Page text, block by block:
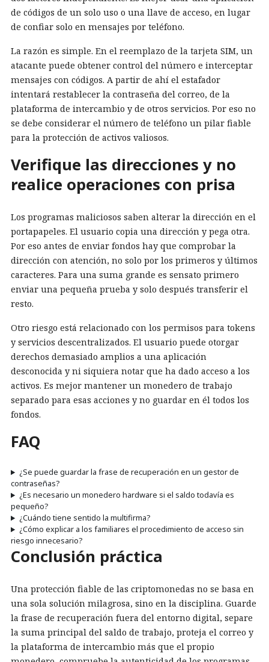
de códigos de un solo uso o una llave de acceso, en lugar
de confiar solo en mensajes por teléfono.
La razón es simple. En el reemplazo de la tarjeta SIM, un
atacante puede obtener control del número e interceptar
mensajes con códigos. A partir de ahí el estafador
intentará restablecer la contraseña del correo, de la
plataforma de intercambio y de otros servicios. Por eso no
se debe considerar el número de teléfono un pilar fiable
para la protección de activos valiosos.
Verifique las direcciones y no
realice operaciones con prisa
Los programas maliciosos saben alterar la dirección en el
portapapeles. El usuario copia una dirección y pega otra.
Por eso antes de enviar fondos hay que comprobar la
dirección con atención, no solo por los primeros y últimos
caracteres. Para una suma grande es sensato primero
enviar una pequeña prueba y solo después transferir el
resto.
Otro riesgo está relacionado con los permisos para tokens
y servicios descentralizados. El usuario puede otorgar
derechos demasiado amplios a una aplicación
desconocida y ni siquiera notar que ha dado acceso a los
activos. Es mejor mantener un monedero de trabajo
separado para esas acciones y no guardar en él todos los
fondos.
FAQ
¿Se puede guardar la frase de recuperación en un gestor de
contraseñas?
¿Es necesario un monedero hardware si el saldo todavía es
pequeño?
¿Cuándo tiene sentido la multifirma?
¿Cómo explicar a los familiares el procedimiento de acceso sin
riesgo innecesario?
Conclusión práctica
Una protección fiable de las criptomonedas no se basa en
una sola solución milagrosa, sino en la disciplina. Guarde
la frase de recuperación fuera del entorno digital, separe
la suma principal del saldo de trabajo, proteja el correo y
la plataforma de intercambio más que el propio